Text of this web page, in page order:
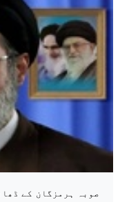
صوبہ ہرمزگان کے